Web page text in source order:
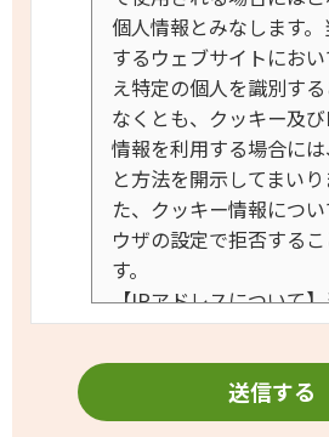
個人情報とみなします
するウェブサイトにお
え特定の個人を識別す
なくとも、クッキー及
情報を利用する場合に
と方法を開示してまいり
た、クッキー情報につ
ウザの設定で拒否する
す。
【IPアドレスについて】
は、ウェブサイトの安
営のためにIPアドレス
うことがございます。IP
は、ウェブサイト上で